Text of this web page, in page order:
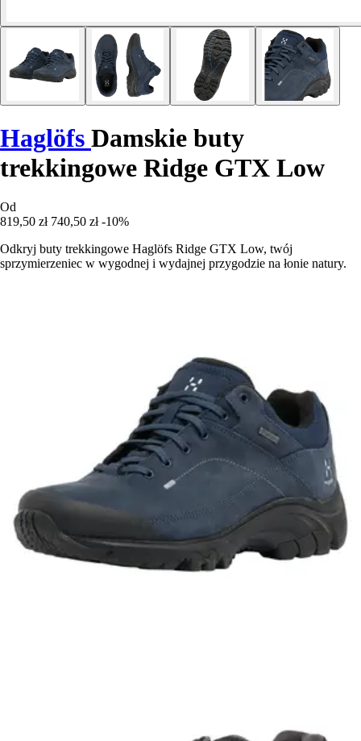
Haglöfs Damskie buty
trekkingowe Ridge GTX Low
Od
819,50 zł 740,50 zł -10%
Odkryj buty trekkingowe Haglöfs Ridge GTX Low, twój
sprzymierzeniec w wygodnej i wydajnej przygodzie na łonie natury.